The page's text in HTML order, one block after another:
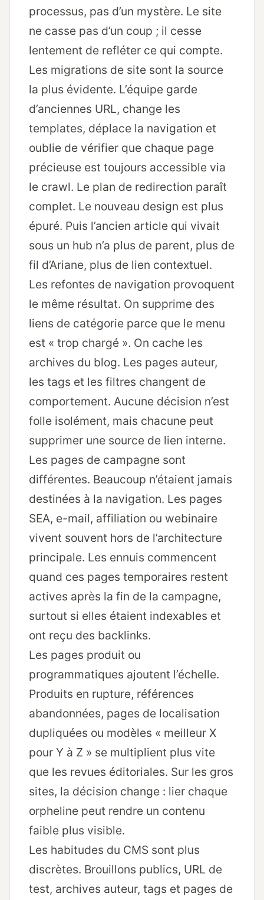
processus, pas d’un mystère. Le site
ne casse pas d’un coup ; il cesse
lentement de refléter ce qui compte.
Les migrations de site sont la source
la plus évidente. L’équipe garde
d’anciennes URL, change les
templates, déplace la navigation et
oublie de vérifier que chaque page
précieuse est toujours accessible via
le crawl. Le plan de redirection paraît
complet. Le nouveau design est plus
épuré. Puis l’ancien article qui vivait
sous un hub n’a plus de parent, plus de
fil d’Ariane, plus de lien contextuel.
Les refontes de navigation provoquent
le même résultat. On supprime des
liens de catégorie parce que le menu
est « trop chargé ». On cache les
archives du blog. Les pages auteur,
les tags et les filtres changent de
comportement. Aucune décision n’est
folle isolément, mais chacune peut
supprimer une source de lien interne.
Les pages de campagne sont
différentes. Beaucoup n’étaient jamais
destinées à la navigation. Les pages
SEA, e-mail, affiliation ou webinaire
vivent souvent hors de l’architecture
principale. Les ennuis commencent
quand ces pages temporaires restent
actives après la fin de la campagne,
surtout si elles étaient indexables et
ont reçu des backlinks.
Les pages produit ou
programmatiques ajoutent l’échelle.
Produits en rupture, références
abandonnées, pages de localisation
dupliquées ou modèles « meilleur X
pour Y à Z » se multiplient plus vite
que les revues éditoriales. Sur les gros
sites, la décision change : lier chaque
orpheline peut rendre un contenu
faible plus visible.
Les habitudes du CMS sont plus
discrètes. Brouillons publics, URL de
test, archives auteur, tags et pages de